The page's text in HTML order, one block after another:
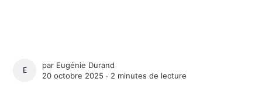
EUGÉNIE DURAND
par Eugénie Durand
20 octobre 2025 ∙ 2 minutes de lecture